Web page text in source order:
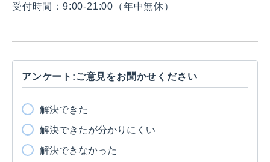
受付時間：9:00-21:00（年中無休）
アンケート:ご意見をお聞かせください
解決できた
解決できたが分かりにくい
解決できなかった